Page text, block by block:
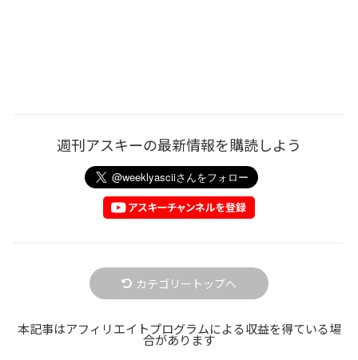
週刊アスキーの最新情報を購読しよう
カテゴリートップへ
本記事はアフィリエイトプログラムによる収益を得ている場
合があります